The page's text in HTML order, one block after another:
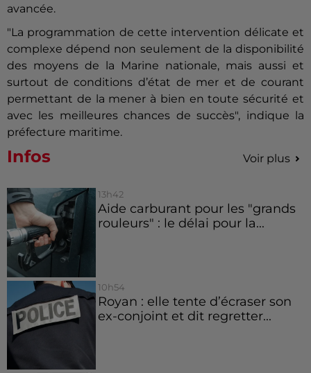
avancée.
"La programmation de cette intervention délicate et
complexe dépend non seulement de la disponibilité
des moyens de la Marine nationale, mais aussi et
surtout de conditions d’état de mer et de courant
permettant de la mener à bien en toute sécurité et
avec les meilleures chances de succès", indique la
préfecture maritime.
Infos Voir plus
13h42
Aide carburant pour les "grands
rouleurs" : le délai pour la...
10h54
Royan : elle tente d’écraser son
ex-conjoint et dit regretter...